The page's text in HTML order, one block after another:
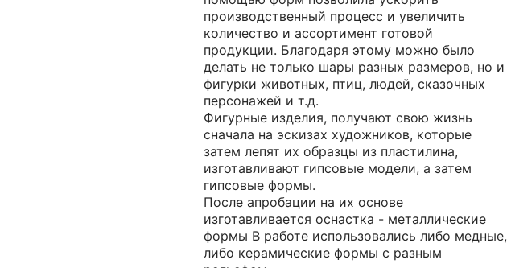
производственный процесс и увеличить
количество и ассортимент готовой
продукции. Благодаря этому можно было
делать не только шары разных размеров, но и
фигурки животных, птиц, людей, сказочных
персонажей и т.д.
Фигурные изделия, получают свою жизнь
сначала на эскизах художников, которые
затем лепят их образцы из пластилина,
изготавливают гипсовые модели, а затем
гипсовые формы.
После апробации на их основе
изготавливается оснастка - металлические
формы В работе использовались либо медные,
либо керамические формы с разным